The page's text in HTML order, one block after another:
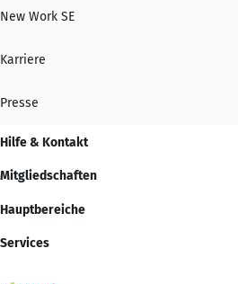
New Work SE
Karriere
Presse
Hilfe & Kontakt
Mitgliedschaften
Hauptbereiche
Services